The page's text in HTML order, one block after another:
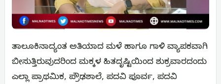
ತಾಲೂಕಿನಾದ್ಯಂತ ಅತಿಯಾದ ಮಳೆ ಹಾಗೂ ಗಾಳಿ ವ್ಯಾಪಕವಾಗಿ
ಬೀಸುತ್ತಿರುವುದರಿಂದ ಮಕ್ಕಳ ಹಿತದೃಷ್ಟಿಯಿಂದ ಶುಕ್ರವಾರದಂದು
ಎಲ್ಲಾ ಪ್ರಾಥಮಿಕ, ಪ್ರೌಢಶಾಲೆ, ಪದವಿ ಪೂರ್ವ, ಪದವಿ